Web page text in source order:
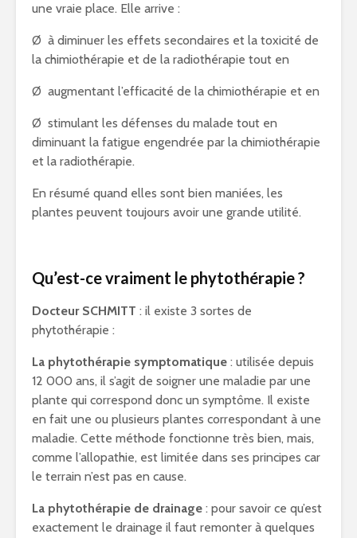
une vraie place. Elle arrive :
Ø à diminuer les effets secondaires et la toxicité de
la chimiothérapie et de la radiothérapie tout en
Ø augmentant l’efficacité de la chimiothérapie et en
Ø stimulant les défenses du malade tout en
diminuant la fatigue engendrée par la chimiothérapie
et la radiothérapie.
En résumé quand elles sont bien maniées, les
plantes peuvent toujours avoir une grande utilité.
Qu’est-ce vraiment le phytothérapie ?
Docteur SCHMITT : il existe 3 sortes de
phytothérapie :
La phytothérapie symptomatique : utilisée depuis
12 000 ans, il s’agit de soigner une maladie par une
plante qui correspond donc un symptôme. Il existe
en fait une ou plusieurs plantes correspondant à une
maladie. Cette méthode fonctionne très bien, mais,
comme l’allopathie, est limitée dans ses principes car
le terrain n’est pas en cause.
La phytothérapie de drainage : pour savoir ce qu’est
exactement le drainage il faut remonter à quelques